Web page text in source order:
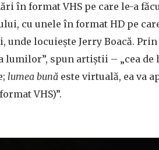
în format VHS pe care le-a
cu unele în format HD pe
locuiește Jerry Boacă.
lumilor”, spun artiștii – „cea de
lumea bună este virtuală, ea va
VHS)”.